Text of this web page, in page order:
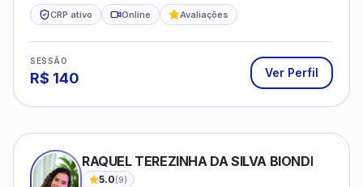
CRP ativo Online Avaliações
SESSÃO
R$ 140 Ver Perfil
RAQUEL TEREZINHA DA SILVA BIONDI
5.0(9)